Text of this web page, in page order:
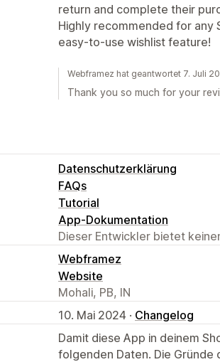
return and complete their
Highly recommended for
easy-to-use wishlist feature!
Webframez hat geantwortet 7. Juli
Thank you so much for your
Datenschutzerklärung
FAQs
Tutorial
App-Dokumentation
Dieser Entwickler bietet
Webframez
Website
Mohali, PB, IN
10. Mai 2024 · Changelog
Damit diese App in deinem
folgenden Daten. Die Gründe